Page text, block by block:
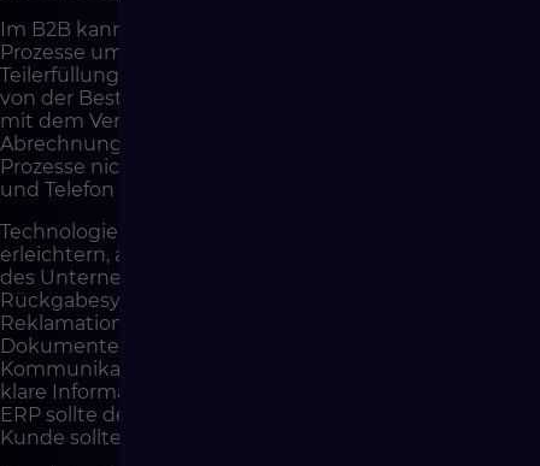
Im B2B kann Service nach dem Kauf zusätzliche
Prozesse umfassen: Lieferdokumente, Korrekturen,
Teilerfüllungen, Mengenreklamationen, Abweichungen
von der Bestellung, Ersatzprodukte, Abstimmungen
mit dem Vertriebsmitarbeiter, Rechnungen und
Abrechnungen. Wenn die B2B-Plattform diese
Prozesse nicht unterstützt, kehrt der Kunde zu E-Mail
und Telefon zurück.
Technologie kann den Service nach dem Kauf deutlich
erleichtern, aber nur dann, wenn sie mit den Prozessen
des Unternehmens verbunden ist. Das
Rückgabesystem sollte die Bestellung kennen. Das
Reklamationssystem sollte Zugriff auf Produkt und
Dokumente haben. BOK sollte die
Kommunikationshistorie sehen. Das Lager sollte eine
klare Information erhalten, was mit der Ware zu tun ist.
ERP sollte den finanziellen Status widerspiegeln. Der
Kunde sollte die aktuelle Etappe des Falls sehen.